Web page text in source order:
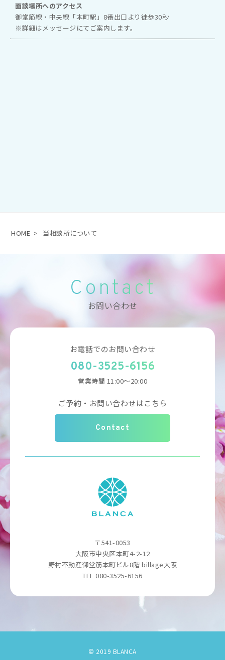
面談場所へのアクセス
御堂筋線・中央線「本町駅」8番出口より徒歩30秒
※詳細はメッセージにてご案内します。
HOME > 当相談所について
Contact
お問い合わせ
お電話でのお問い合わせ
080-3525-6156
営業時間 11:00～20:00
ご予約・お問い合わせはこちら
Contact
〒541-0053
大阪市中央区本町4-2-12
野村不動産御堂筋本町ビル8階 billage大阪
TEL 080-3525-6156
© 2019 BLANCA